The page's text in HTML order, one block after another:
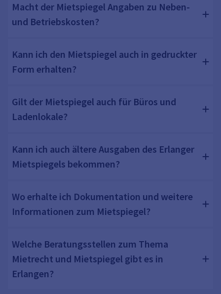
Macht der Mietspiegel Angaben zu Neben-
und Betriebskosten?
Kann ich den Mietspiegel auch in gedruckter
Form erhalten?
Gilt der Mietspiegel auch für Büros und
Ladenlokale?
Kann ich auch ältere Ausgaben des Erlanger
Mietspiegels bekommen?
Wo erhalte ich Dokumentation und weitere
Informationen zum Mietspiegel?
Welche Beratungsstellen zum Thema
Mietrecht und Mietspiegel gibt es in
Erlangen?